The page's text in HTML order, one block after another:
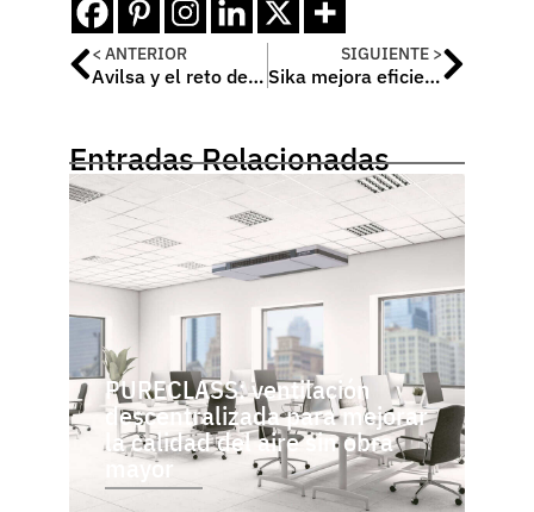
< ANTERIOR
Avilsa y el reto de integrar zonas de relax en proyectos residenciales
SIGUIENTE >
Sika mejora eficiencia energética en STAY Cuatro Vientos
Entradas Relacionadas
PURECLASS: ventilación
descentralizada para mejorar
la calidad del aire sin obra
mayor